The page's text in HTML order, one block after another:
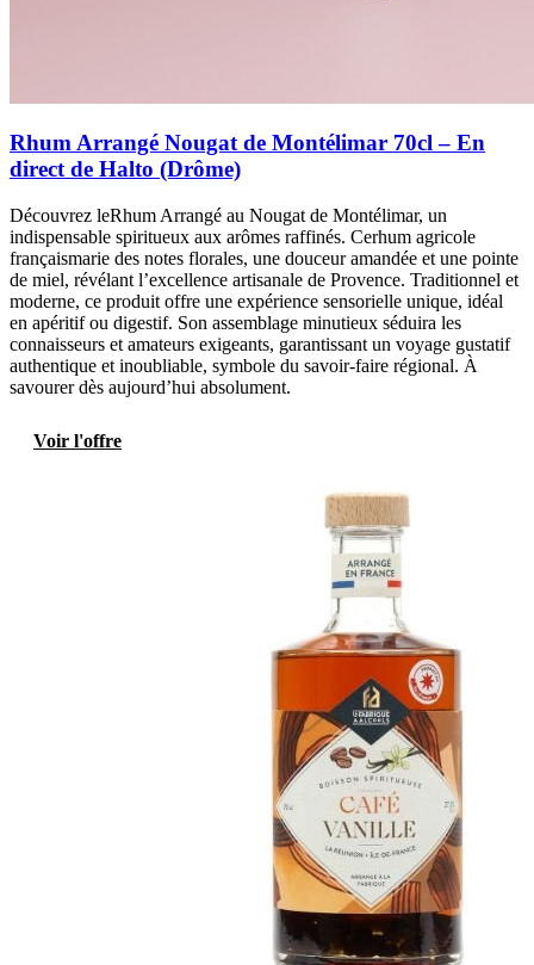
Rhum Arrangé Nougat de Montélimar 70cl – En
direct de Halto (Drôme)
Découvrez leRhum Arrangé au Nougat de Montélimar, un
indispensable spiritueux aux arômes raffinés. Cerhum agricole
françaismarie des notes florales, une douceur amandée et une pointe
de miel, révélant l’excellence artisanale de Provence. Traditionnel et
moderne, ce produit offre une expérience sensorielle unique, idéal
en apéritif ou digestif. Son assemblage minutieux séduira les
connaisseurs et amateurs exigeants, garantissant un voyage gustatif
authentique et inoubliable, symbole du savoir-faire régional. À
savourer dès aujourd’hui absolument.
Voir l'offre